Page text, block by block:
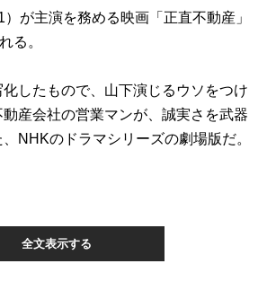
が主演を務める映画「正直不動産」
る。
したもので、山下演じるウソをつけ
産会社の営業マンが、誠実さを武器
NHKのドラマシリーズの劇場版だ。
全文表示する